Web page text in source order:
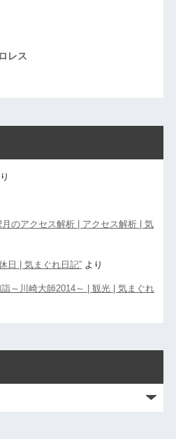
レス
月のアクセス解析 | アクセス解析 | 気
日 | 気まぐれ日記”より
詣～川崎大師2014～ | 観光 | 気まぐれ